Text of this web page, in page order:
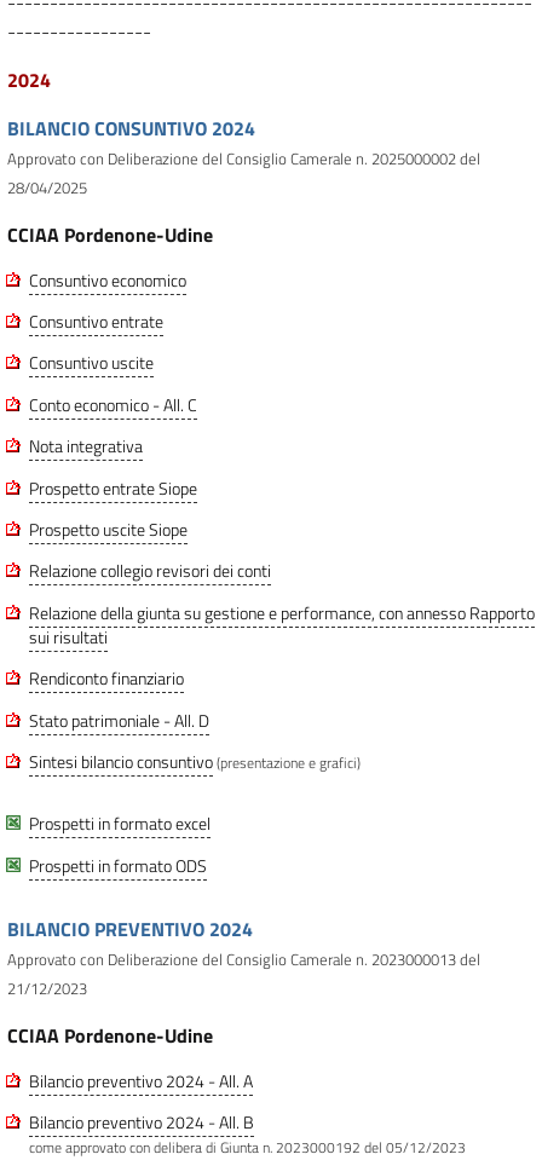
-----------------
2024
BILANCIO CONSUNTIVO 2024
Approvato con Deliberazione del Consiglio Camerale n. 2025000002 del
28/04/2025
CCIAA Pordenone-Udine
Consuntivo economico
Consuntivo entrate
Consuntivo uscite
Conto economico - All. C
Nota integrativa
Prospetto entrate Siope
Prospetto uscite Siope
Relazione collegio revisori dei conti
Relazione della giunta su gestione e performance, con annesso Rapporto
sui risultati
Rendiconto finanziario
Stato patrimoniale - All. D
Sintesi bilancio consuntivo(presentazione e grafici)
Prospetti in formato excel
Prospetti in formato ODS
BILANCIO PREVENTIVO 2024
Approvato con Deliberazione del Consiglio Camerale n. 2023000013 del
21/12/2023
CCIAA Pordenone-Udine
Bilancio preventivo 2024 - All. A
Bilancio preventivo 2024 - All. B
come approvato con delibera di Giunta n. 2023000192 del 05/12/2023